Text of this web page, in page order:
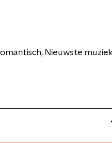
Nieuwste